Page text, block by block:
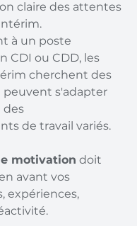
claire des attentes
à un poste
CDI ou CDD, les
cherchent des
peuvent s'adapter
des
de travail variés.
motivation doit
avant vos
expériences,